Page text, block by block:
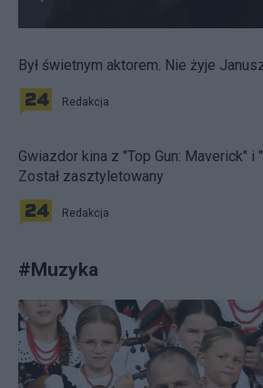
Był świetnym aktorem. Nie żyje
Redakcja
Gwiazdor kina z "Top Gun: Maverick" i
Został zasztyletowany
Redakcja
#Muzyka